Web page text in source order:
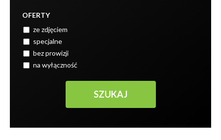
OFERTY
ze zdjęciem
specjalne
bez prowizji
na wyłączność